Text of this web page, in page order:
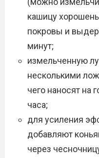
кашицу
покровы и
минут;
измельченную
несколькими
чего наносят на
часа;
для усиления
добавляют
через